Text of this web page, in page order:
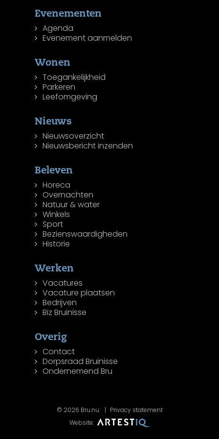
Evenementen
Agenda
Evenement aanmelden
Wonen
Toegankelijkheid
Parkeren
Leefomgeving
Nieuws
Nieuwsoverzicht
Nieuwsbericht inzenden
Beleven
Horeca
Overnachten
Natuur & water
Winkels
Sport
Bezienswaardigheden
Historie
Werken
Vacatures
Vacature plaatsen
Bedrijven
Biz Bruinisse
Overig
Contact
Dorpsraad Bruinisse
Ondernemend Bru
© 2026 Bru.nu
Privacy statement
Website: